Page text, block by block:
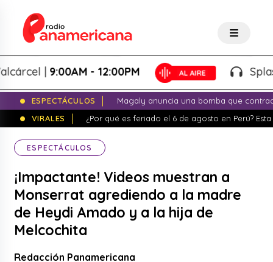
|9:00AM - 12:00PM Splash!
ESPECTÁCULOS
Magaly anuncia una bomba que
VIRALES
¿Por qué es feriado el 6 de agosto en Perú?
ESPECTÁCULOS
¡Impactante! Videos muestran a
Monserrat agrediendo a la madre
de Heydi Amado y a la hija de
Melcochita
Redacción Panamericana